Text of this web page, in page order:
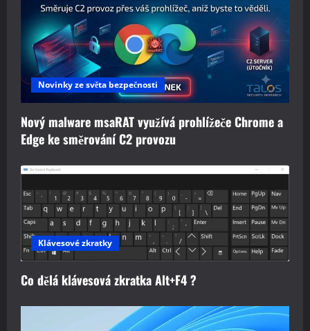
Novinky ze světa bezpečnosti
Nový malware msaRAT využívá prohlížeče Chrome a
Edge ke směrování C2 provozu
Klávesové zkratky
Co dělá klávesová zkratka Alt+F4 ?